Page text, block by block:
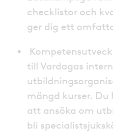
checklistor och
ger dig ett
till Vardagas
mängd kurser.
att ansöka om
bli